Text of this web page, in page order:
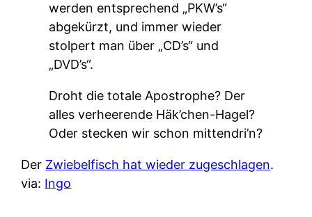
werden entsprechend „PKW’s“
abgekürzt, und immer wieder
stolpert man über „CD’s“ und
„DVD’s“.
Droht die totale Apostrophe? Der
alles verheerende Häk’chen-Hagel?
Oder stecken wir schon mittendri’n?
Der Zwiebelfisch hat wieder zugeschlagen.
via: Ingo